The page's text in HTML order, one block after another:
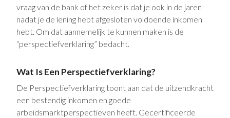
vraag van de bank of het zeker is dat je ook in de jaren
nadat je de lening hebt afgesloten voldoende inkomen
hebt. Om dat aannemelijk te kunnen maken is de
“perspectiefverklaring” bedacht.
Wat Is Een Perspectiefverklaring?
De Perspectiefverklaring toont aan dat de uitzendkracht
een bestendig inkomen en goede
arbeidsmarktperspectieven heeft. Gecertificeerde